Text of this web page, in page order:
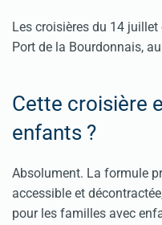
Les croisières du 14
Port de la Bourdonnais,
Cette croisière
enfants ?
Absolument. La formule
accessible et
pour les familles avec